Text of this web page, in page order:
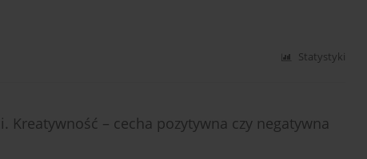
Statystyki
– cecha pozytywna czy negatywna